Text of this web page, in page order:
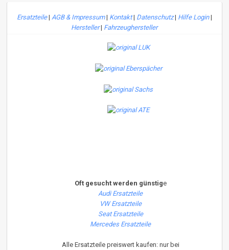
Ersatzteile| AGB & Impressum| Kontakt| Datenschutz| Hilfe Login|
Hersteller| Fahrzeughersteller
Oft gesucht werden günstige
Audi Ersatzteile
VW Ersatzteile
Seat Ersatzteile
Mercedes Ersatzteile
Alle Ersatzteile preiswert kaufen: nur bei